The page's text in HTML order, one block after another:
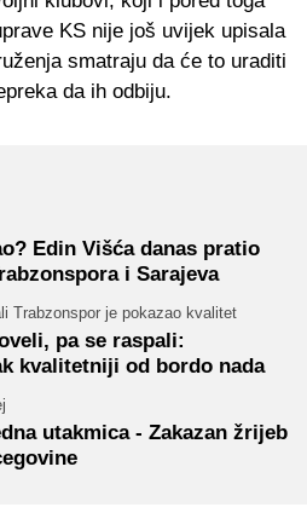
KS nije još uvijek upisala
smatraju da će to uraditi
da ih odbiju.
Edin Višća danas pratio
i Sarajeva
Trabzonspor je pokazao kvalitet
pa se raspali:
kvalitetniji od bordo nada
utakmica - Zakazan žrijeb